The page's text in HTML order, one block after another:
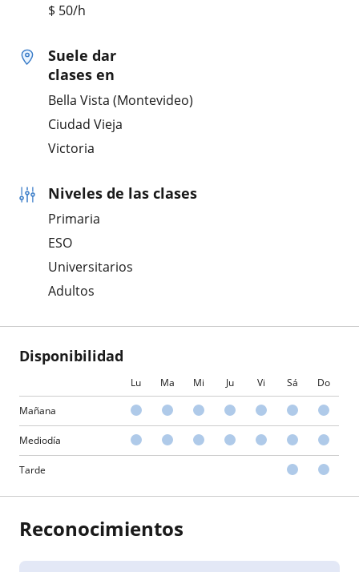
$ 50/h
Suele dar
clases en
Bella Vista (Montevideo)
Ciudad Vieja
Victoria
Niveles de las clases
Primaria
ESO
Universitarios
Adultos
Disponibilidad
Lu Ma Mi Ju Vi Sá Do
Mañana
Mediodía
Tarde
Reconocimientos